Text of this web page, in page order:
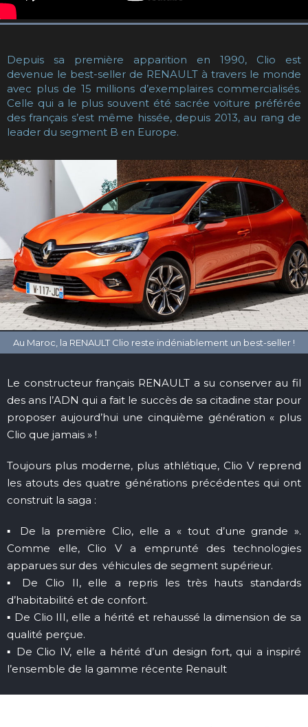
Depuis sa première apparition en 1990, Clio est
devenue le best-seller de RENAULT à travers le monde
avec plus de 15 millions d’exemplaires commercialisés.
Celle qui a le plus souvent été sacrée voiture préférée
des français s’est même hissée, depuis 2013, au rang de
leader du segment B en Europe.
Le constructeur français RENAULT a su conserver au fil
des ans l’ADN qui a fait le succès de sa citadine star pour
proposer aujourd’hui une cinquième génération « plus
Clio que jamais » !
Toujours plus moderne, plus athlétique, Clio V reprend
les atouts des quatre générations précédentes qui ont
construit la saga :
▪ De la première Clio, elle a « tout d’une grande ».
Comme elle, Clio V a emprunté des technologies
apparues sur des véhicules de segment supérieur.
▪ De Clio II, elle a repris les très hauts standards
d’habitabilité et de confort.
▪ De Clio III, elle a hérité et rehaussé la dimension de sa
qualité perçue.
▪ De Clio IV, elle a hérité d’un design fort, qui a inspiré
l’ensemble de la gamme récente Renault